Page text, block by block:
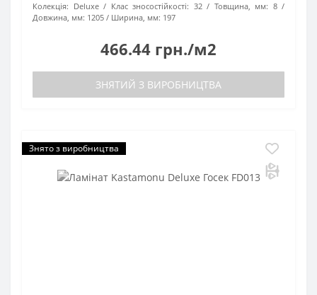
Колекція: Deluxe Клас зносостійкості: 32 Товщина, мм: 8
Довжина, мм: 1205 Ширина, мм: 197
466.44 грн./м2
ЗНЯТИЙ З ВИРОБНИЦТВА
Знято з виробництва